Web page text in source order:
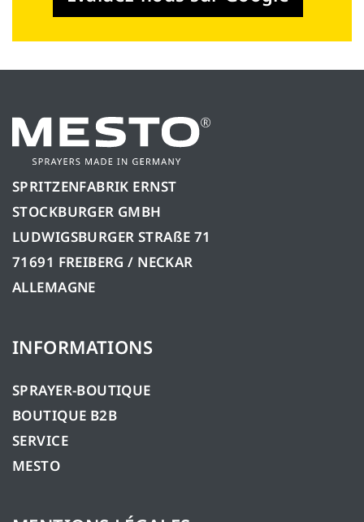
SPRITZENFABRIK ERNST
STOCKBURGER GMBH
LUDWIGSBURGER STRAßE 71
71691 FREIBERG / NECKAR
ALLEMAGNE
INFORMATIONS
SPRAYER-BOUTIQUE
BOUTIQUE B2B
SERVICE
MESTO